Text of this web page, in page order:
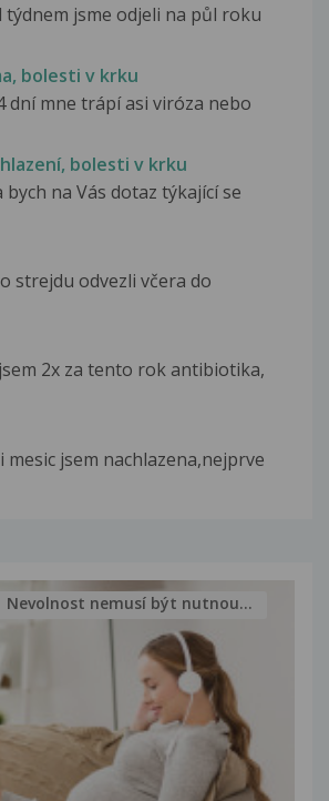
týdnem jsme odjeli na půl roku
bolesti v krku
dní mne trápí asi viróza nebo
bolesti v krku
na Vás dotaz týkající se
strejdu odvezli včera do
2x za tento rok antibiotika,
mesic jsem nachlazena,nejprve
Nevolnost nemusí být nutnou...